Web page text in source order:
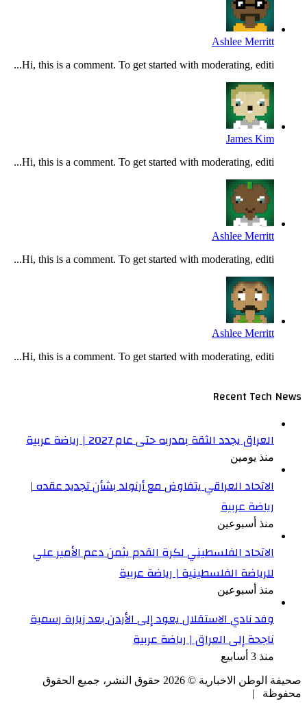
Ashlee Merritt
Hi, this is a comment. To get started with moderating, editi...
James Kim
Hi, this is a comment. To get started with moderating, editi...
Ashlee Merritt
Hi, this is a comment. To get started with moderating, editi...
Ashlee Merritt
Hi, this is a comment. To get started with moderating, editi...
Recent Tech News
العراق يجدد الثقة بمدربه حتى عام 2027 | رياضة عربية
منذ يومين
الاتحاد العراقي يتفاوض مع أرنولد بشأن تجديد عقده |
رياضة عربية
منذ أسبوعين
الاتحاد الفلسطيني لكرة القدم يثمن دعم الأمير علي
للرياضة الفلسطينية | رياضة عربية
منذ أسبوعين
وفد نادي الاستقلال يعود إلى الأردن بعد زيارة رسمية
ناجحة إلى العراق | رياضة عربية
منذ 3 أسابيع
صحيفة الوطن الاخبارية © 2026 حقوق النشر، جميع الحقوق
محفوظة |